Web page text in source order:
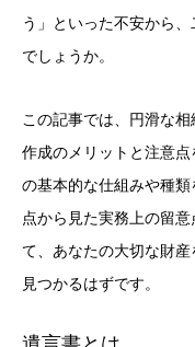
う」といった不安から
でしょうか。
この記事では、円滑な
作成のメリットと注意
の基本的な仕組みや種
点から見た実務上の留
て、あなたの大切な財
見つかるはずです。